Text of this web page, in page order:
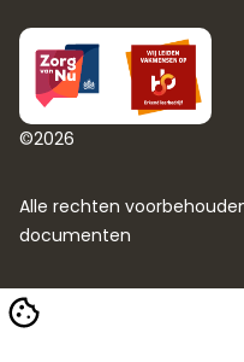
©2026
Alle rechten
documenten